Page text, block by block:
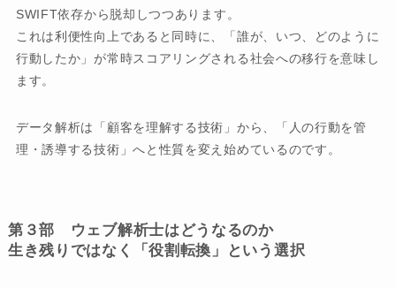
SWIFT依存から脱却しつつあります。
これは利便性向上であると同時に、「誰が、いつ、どのように
行動したか」が常時スコアリングされる社会への移行を意味し
ます。
データ解析は「顧客を理解する技術」から、「人の行動を管
理・誘導する技術」へと性質を変え始めているのです。
第３部 ウェブ解析士はどうなるのか
生き残りではなく「役割転換」という選択